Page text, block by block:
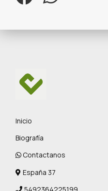
Inicio
Biografía
Contactanos
España 37